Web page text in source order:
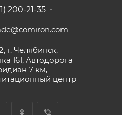
200-21-35
г. Челябинск,
161, Автодорога
7 км,
центр